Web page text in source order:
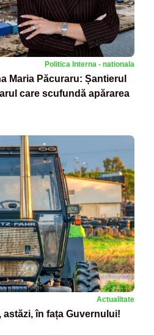
Politica Interna - nationala
Maria Păcuraru: Șantierul
care scufundă apărarea
Actualitate
astăzi, în fața Guvernului!